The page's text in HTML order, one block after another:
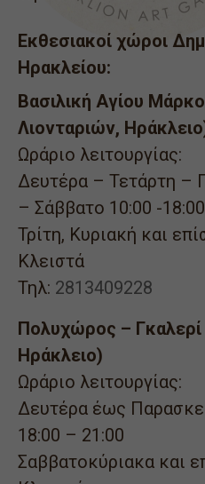
Εκθεσιακοί χώροι
Ηρακλείου:
Βασιλική Αγίου
Λιονταριών,
Ωράριο λειτουργίας:
Δευτέρα – Τετάρτη –
– Σάββατο 10:00 -18:00
Τρίτη, Κυριακή και
Κλειστά
Τηλ: 2813409228
Πολυχώρος –
Ηράκλειο)
Ωράριο λειτουργίας:
Δευτέρα έως
18:00 – 21:00
Σαββατοκύριακα και